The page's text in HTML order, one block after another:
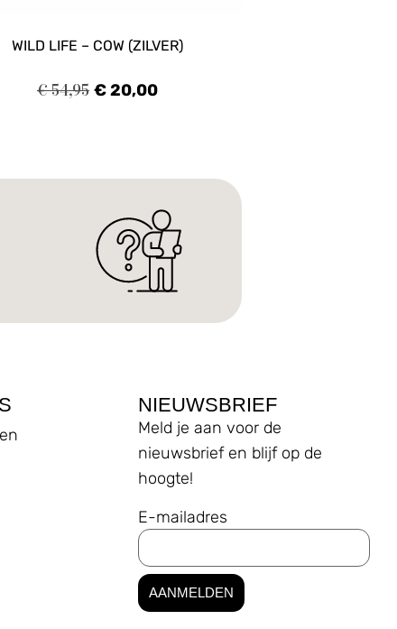
WILD LIFE – COW (ZILVER)
€54,95 €20,00
NIEUWSBRIEF
Meld je aan voor de
nieuwsbrief en blijf op de
hoogte!
E-mailadres